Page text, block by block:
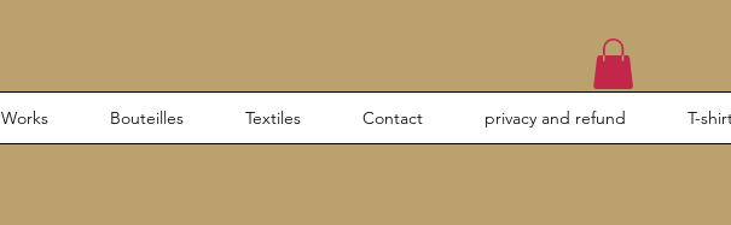
Works Bouteilles Textiles Contact privacy and refund T-